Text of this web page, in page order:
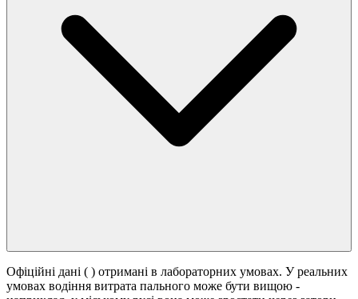
Офіційні дані ( ) отримані в лабораторних умовах. У реальних
умовах водіння витрата пального може бути вищою -